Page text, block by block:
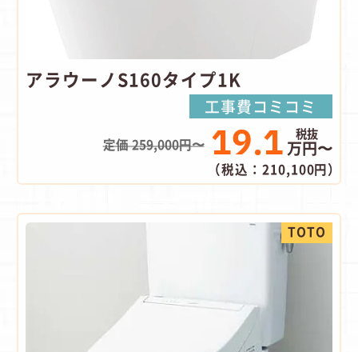
アラウーノS160タイプ1K
工事費コミコミ
定価 259,000円〜 19.1万円〜
（税込：210,100円）
TOTO